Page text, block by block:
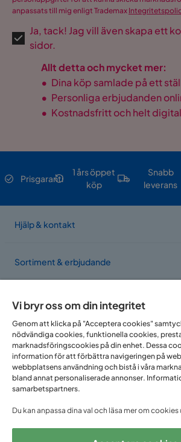
anpassats till mig enligt Trademax
Ja, tack! Jag vill även skapa ett
sidor.
Allt detta och mycket mer:
• Dina köp samlade på ett
• Personliga erbjudanden
• Kostnadsfritt och helt
Prisgaranti
1 års öppet
köp
Snabb
leverans
Hjälp & kontakt
Sortiment & erbjudande
Om Trademax
Vi finns i flera
Vi bryr oss om din integritet
Genom att klicka på "Acceptera cookies"
nödvändiga cookies, funktionella cookies,
marknadsföringscookies på din enhet. Dessa
information för att förbättra navigeringen på
webbplatsens användning och bistå i våra
bland annat personaliserade annonser.
samarbetspartners.
Du kan anpassa dina val och läsa mer om